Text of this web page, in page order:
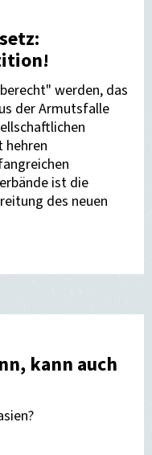
werden, das
der Armutsfalle
hehren
ist die
des neuen
kann auch